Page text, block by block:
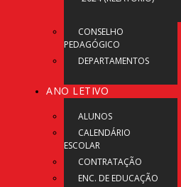
CONSELHO
PEDAGÓGICO
DEPARTAMENTOS
ANO LETIVO
ALUNOS
CALENDÁRIO
ESCOLAR
CONTRATAÇÃO
ENC. DE EDUCAÇÃO